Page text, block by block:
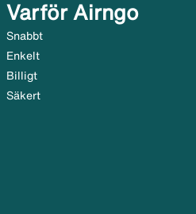
Varför Airngo
Snabbt
Enkelt
Billigt
Säkert